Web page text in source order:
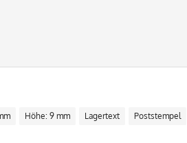
Höhe: 9 mm Lagertext Poststempel